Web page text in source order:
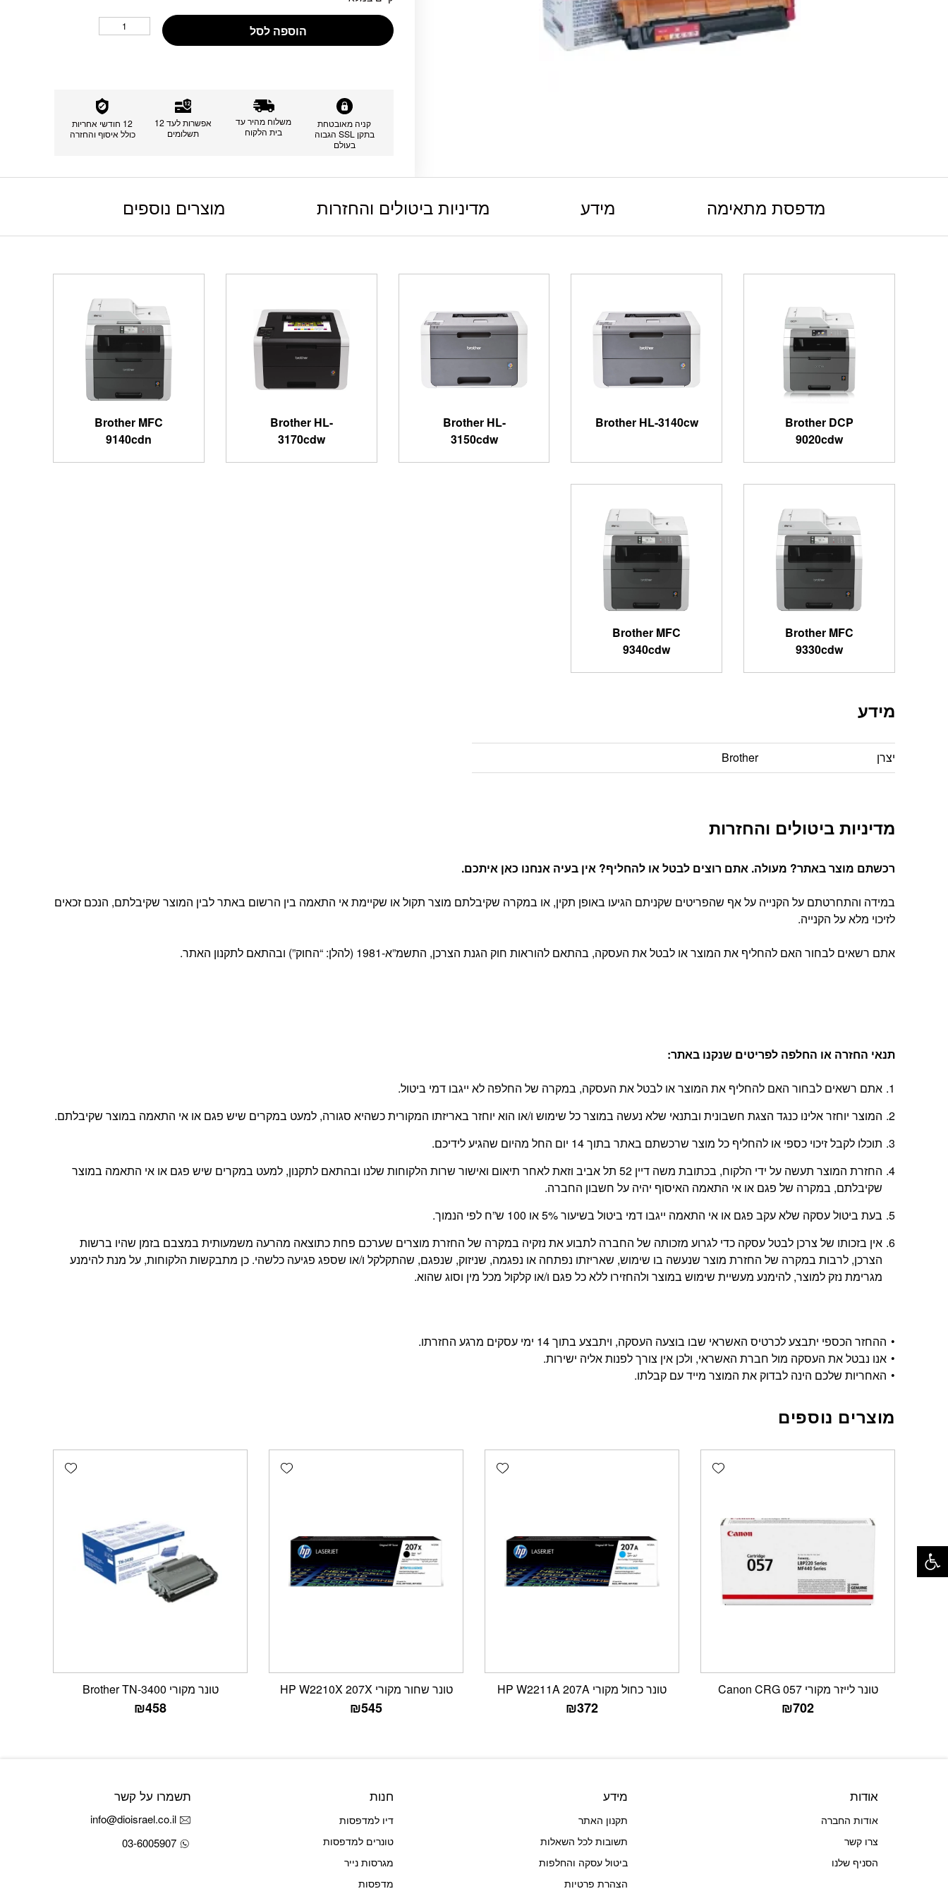
הוספה לסל
קניה מאובטחת
בתקן SSL הגבוה
בעולם
משלוח מהיר עד
בית הלקוח
אפשרות לעד 12
תשלומים
12 חודשי אחריות
כולל איסוף והחזרה
מדפסת מתאימה מידע מדיניות ביטולים והחזרות מוצרים נוספים
Brother DCP
9020cdw
Brother HL-3140cw
Brother HL-
3150cdw
Brother HL-
3170cdw
Brother MFC
9140cdn
Brother MFC
9330cdw
Brother MFC
9340cdw
מידע
יצרן Brother
מדיניות ביטולים והחזרות
רכשתם מוצר באתר? מעולה. אתם רוצים לבטל או להחליף? אין בעיה אנחנו כאן איתכם.
במידה והתחרטתם על הקנייה על אף שהפריטים שקניתם הגיעו באופן תקין, או במקרה שקיבלתם מוצר תקול או שקיימת אי התאמה בין הרשום באתר לבין המוצר שקיבלתם, הנכם זכאים
לזיכוי מלא על הקנייה.
אתם רשאים לבחור האם להחליף את המוצר או לבטל את העסקה, בהתאם להוראות חוק הגנת הצרכן, התשמ”א-1981 (להלן: “החוק”) ובהתאם לתקנון האתר.
תנאי החזרה או החלפה לפריטים שנקנו באתר:
אתם רשאים לבחור האם להחליף את המוצר או לבטל את העסקה, במקרה של החלפה לא ייגבו דמי ביטול.
המוצר יוחזר אלינו כנגד הצגת חשבונית ובתנאי שלא נעשה במוצר כל שימוש ו/או הוא יוחזר באריזתו המקורית כשהיא סגורה, למעט במקרים שיש פגם או אי התאמה במוצר שקיבלתם.
תוכלו לקבל זיכוי כספי או להחליף כל מוצר שרכשתם באתר בתוך 14 יום החל מהיום שהגיע לידיכם.
החזרת המוצר תעשה על ידי הלקוח, בכתובת משה דיין 52 תל אביב וזאת לאחר תיאום ואישור שרות הלקוחות שלנו ובהתאם לתקנון, למעט במקרים שיש פגם או אי התאמה במוצר
שקיבלתם, במקרה של פגם או אי התאמה האיסוף יהיה על חשבון החברה.
בעת ביטול עסקה שלא עקב פגם או אי התאמה ייגבו דמי ביטול בשיעור 5% או 100 ש”ח לפי הנמוך.
אין בזכותו של צרכן לבטל עסקה כדי לגרוע מזכותה של החברה לתבוע את נזקיה במקרה של החזרת מוצרים שערכם פחת כתוצאה מהרעה משמעותית במצבם בזמן שהיו ברשות
הצרכן, לרבות במקרה של החזרת מוצר שנעשה בו שימוש, שאריזתו נפתחה או נפגמה, שניזוק, שנפגם, שהתקלקל ו/או שספג פגיעה כלשהי. כן מתבקשות הלקוחות, על מנת להימנע
מגרימת נזק למוצר, להימנע מעשיית שימוש במוצר ולהחזירו ללא כל פגם ו/או קלקול מכל מין וסוג שהוא.
ההחזר הכספי יתבצע לכרטיס האשראי שבו בוצעה העסקה, ויתבצע בתוך 14 ימי עסקים מרגע החזרתו.
אנו נבטל את העסקה מול חברת האשראי, ולכן אין צורך לפנות אליה ישירות.
האחריות שלכם הינה לבדוק את המוצר מייד עם קבלתו.
מוצרים נוספים
Add wishlist
טונר לייזר מקורי Canon CRG 057
₪702
Add wishlist
טונר כחול מקורי HP W2211A 207A
₪372
Add wishlist
טונר שחור מקורי HP W2210X 207X
₪545
Add wishlist
טונר מקורי Brother TN-3400
₪458
אודות
אודות החברה
צרו קשר
הסניף שלנו
מידע
תקנון האתר
תשובות לכל השאלות
ביטול עסקה והחלפות
הצהרת פרטיות
חנות
דיו למדפסות
טונרים למדפסות
מגרסות נייר
מדפסות
תשמרו על קשר
info@dioisrael.co.il
03-6005907
פתח סרגל נגישות